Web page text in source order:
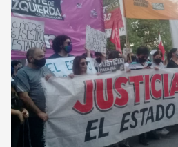
DEBATE
ARCHIVO
ALTAMIRA
Política